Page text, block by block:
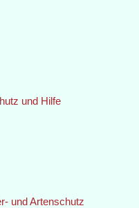
und Hilfe
und Artenschutz